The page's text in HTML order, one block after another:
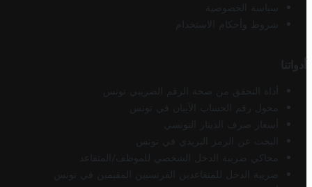
سياسة الخصوصية
شروط وأحكام الاستخدام
أدواتنا
أداة التحقق من صحة الرقم الضريبي تونس
محول رقم الحساب الآيبان في تونس
أسعار صرف الدينار التونسي
البحث عن الرمز البريدي في تونس
محاكي ضريبة الدخل الشخصي للموظف/المتقاعد
ضريبة الدخل للمتقاعدين الفرنسيين المقيمين في تونس